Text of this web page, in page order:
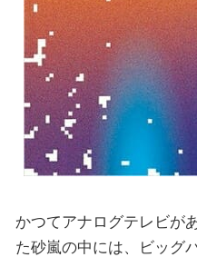
かつてアナログテレビが
た砂嵐の中には、ビッグ